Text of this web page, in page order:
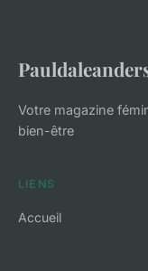
Votre magazine
bien-être
LIENS
Accueil